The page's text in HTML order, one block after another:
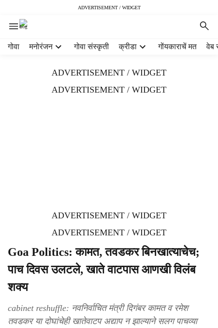
ADVERTISEMENT / WIDGET
गोवा मनोरंजन गोवा संस्कृती क्रीडा गोंयकाराचें मत वेब
ADVERTISEMENT / WIDGET
ADVERTISEMENT / WIDGET
ADVERTISEMENT / WIDGET
ADVERTISEMENT / WIDGET
Goa Politics: कामत, तवडकर बिनखात्याचेच;
पाच दिवस उलटले, खाते वाटपास आणखी विलंब
शक्य‍
cabinet reshuffle: नवनिर्वाचित मंत्री दिगंबर कामत व रमेश
तवडकर या दोघांचेही खातेवाटप अद्याप न झाल्याने सलग पाचव्‍या